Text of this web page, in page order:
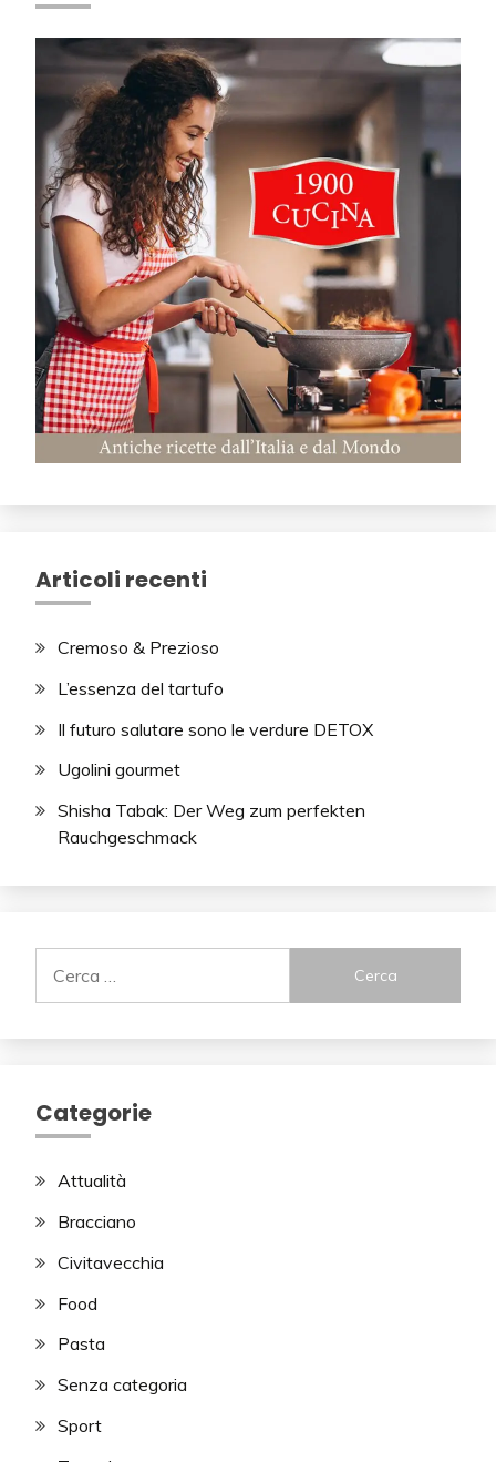
Articoli recenti
Cremoso & Prezioso
L’essenza del tartufo
Il futuro salutare sono le verdure DETOX
Ugolini gourmet
Shisha Tabak: Der Weg zum perfekten
Rauchgeschmack
per:
Categorie
Attualità
Bracciano
Civitavecchia
Food
Pasta
Senza categoria
Sport